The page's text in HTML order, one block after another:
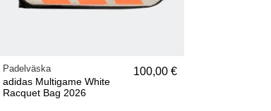
Padelväska
adidas Multigame White
Racquet Bag 2026
100,00 €